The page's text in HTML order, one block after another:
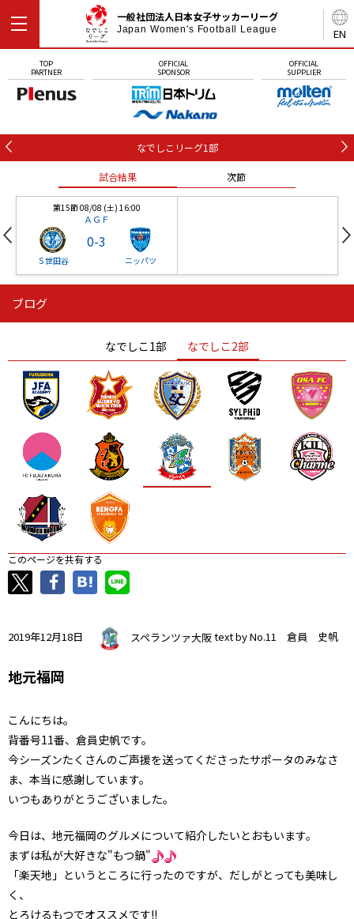
EN
一般社団法人日本女子サッカーリーグ
Japan Women's Football League
TOP
PARTNER
OFFICIAL
SPONSOR
OFFICIAL
SUPPLIER
なでしこリーグ1部
試合結果 次節
第15節 08/08 (土) 16:00
ＡＧＦ
Ｓ世田谷
0-3
ニッパツ
ニッパツ
ニッパツ 名古屋
石人の星
静岡 愛媛Ｌ
ブログ
なでしこ1部 なでしこ2部
このページを共有する
2019年12月18日 スペランツァ大阪text by No.11 倉員 史帆
地元福岡
こんにちは。
背番号11番、倉員史帆です。
今シーズンたくさんのご声援を送ってくださったサポータのみなさ
ま、本当に感謝しています。
いつもありがとうございました。
今日は、地元福岡のグルメについて紹介したいとおもいます。
まずは私が大好きな"もつ鍋"
「楽天地」というところに行ったのですが、だしがとっても美味し
く、
とろけるもつでオススメです!!